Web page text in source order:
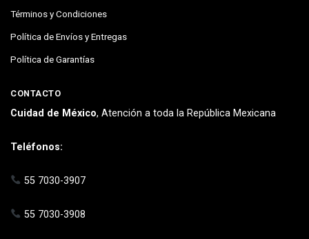
Términos y Condiciones
Política de Envíos y Entregas
Política de Garantías
CONTACTO
Cuidad de México, Atención a toda la República Mexicana
Teléfonos:
55 7030-3907
55 7030-3908